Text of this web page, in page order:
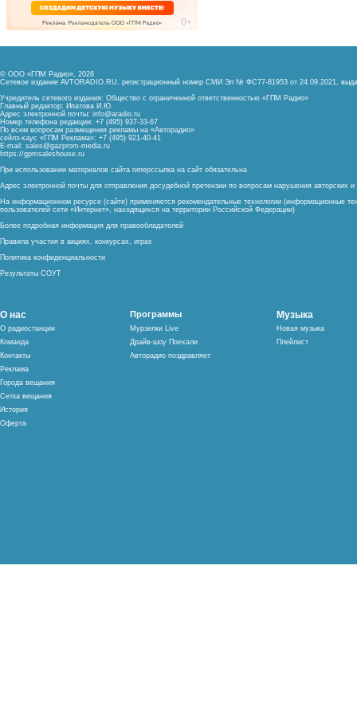
© ООО «ГПМ Радио», 2026
Сетевое издание AVTORADIO.RU, регистрационный номер СМИ Эл № ФС77-81953 от 24.09.2021,
Учредитель сетевого издания: Общество с ограниченной ответственностью «ГПМ Радио»
Главный редактор: Ипатова И.Ю.
Адрес электронной почты: info@aradio.ru
Номер телефона редакции: +7 (495) 937-33-67
По всем вопросам размещения рекламы на «Авторадио»
сейлз-хаус «ГПМ Реклама»: +7 (495) 921-40-41
E-mail: sales@gazprom-media.ru
https://gpmsaleshouse.ru
При использовании материалов сайта гиперссылка на сайт обязательна
Адрес электронной почты для отправления досудебной претензии по вопросам нарушения авторских
На информационном ресурсе (сайте) применяются рекомендательные технологии (информационные
пользователей сети «Интернет», находящихся на территории Российской Федерации)
Более подробная информация для правообладателей
Правила участия в акциях, конкурсах, играх
Политика конфиденциальности
Результаты СОУТ
О нас
О радиостанции
Команда
Контакты
Реклама
Города вещания
Сетка вещания
История
Оферта
Программы
Мурзилки Live
Драйв-шоу Поехали
Авторадио поздравляет
Музыка
Новая музыка
Плейлист